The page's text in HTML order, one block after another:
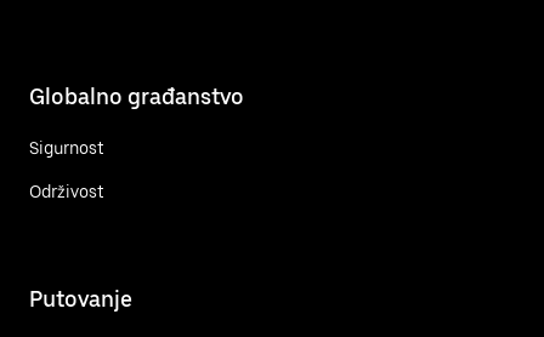
Globalno građanstvo
Sigurnost
Održivost
Putovanje